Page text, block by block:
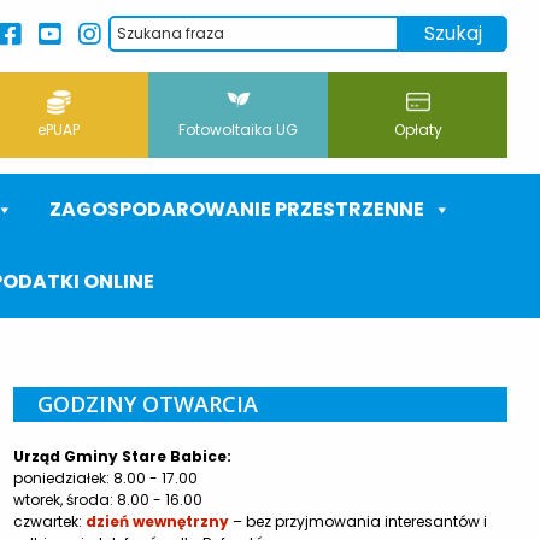
ePUAP Fotowoltaika UG Opłaty
ZAGOSPODAROWANIE PRZESTRZENNE
ONLINE
GODZINY OTWARCIA
Urząd Gminy Stare Babice:
poniedziałek: 8.00 - 17.00
wtorek, środa: 8.00 - 16.00
czwartek: dzień wewnętrzny– bez przyjmowania interesantów i